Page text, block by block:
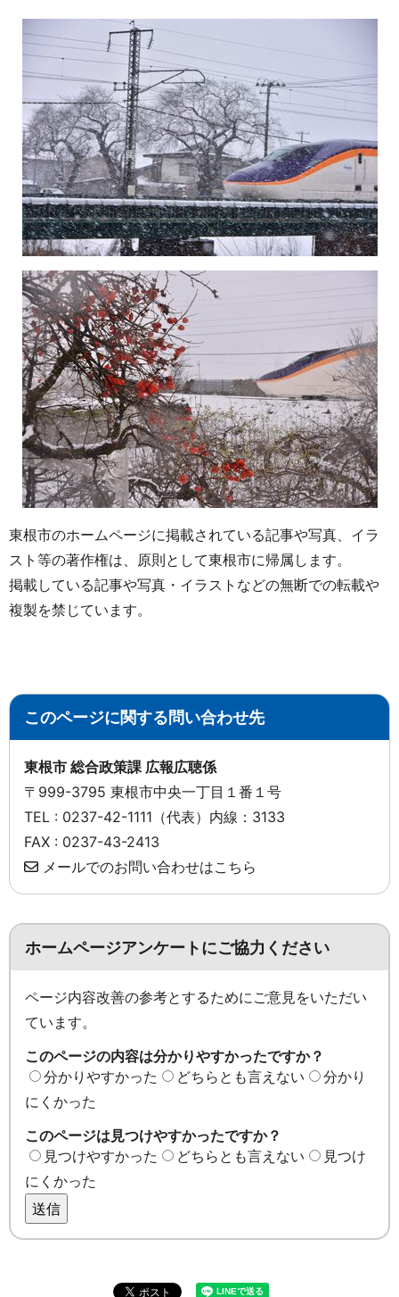
東根市のホームページに掲載されている記事や写真、イラ
スト等の著作権は、原則として東根市に帰属します。
掲載している記事や写真・イラストなどの無断での転載や
複製を禁じています。
このページに関する問い合わせ先
東根市 総合政策課 広報広聴係
〒999-3795 東根市中央一丁目１番１号
TEL : 0237-42-1111（代表）内線：3133
FAX : 0237-43-2413
メールでのお問い合わせはこちら
ホームページアンケートにご協力ください
ページ内容改善の参考とするためにご意見をいただい
ています。
このページの内容は分かりやすかったですか？
分かりやすかった
どちらとも言えない
分かり
にくかった
このページは見つけやすかったですか？
見つけやすかった
どちらとも言えない
見つけ
にくかった
送信